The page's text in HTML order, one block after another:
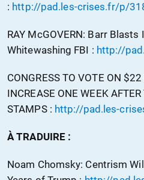
: http://pad.les-crises.fr/p/
RAY McGOVERN: Barr
Whitewashing FBI : http://
CONGRESS TO VOTE ON
INCREASE ONE WEEK
STAMPS : http://pad.les-
À TRADUIRE :
Noam Chomsky: Centrism